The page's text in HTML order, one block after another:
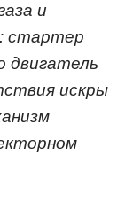
и
стартер
двигатель
искры